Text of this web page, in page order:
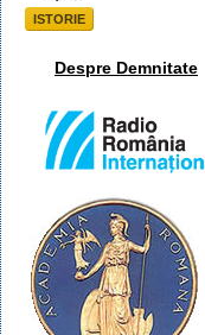
ISTORIE
Despre Demnitate